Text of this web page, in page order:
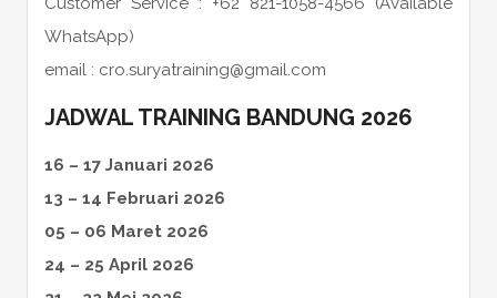
WhatsApp)
email : cro.suryatraining@gmail.com
JADWAL TRAINING BANDUNG 2026
16 – 17 Januari 2026
13 – 14 Februari 2026
05 – 06 Maret 2026
24 – 25 April 2026